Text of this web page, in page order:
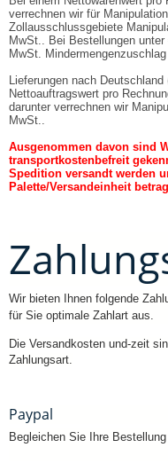
verrechnen wir für
Zollausschlussgebiete
MwSt.. Bei Bestellungen
MwSt.
Lieferungen nach
Nettoauftragswert pro
darunter verrechnen wir
MwSt..
Ausgenommen davon sind
transportkostenbefreit
Spedition versandt werden
Palette/Versandeinheit
Wir bieten Ihnen folgende
für Sie optimale Zahlart aus.
Die Versandkosten und-zeit
Zahlungsart.
Paypal
Begleichen Sie Ihre